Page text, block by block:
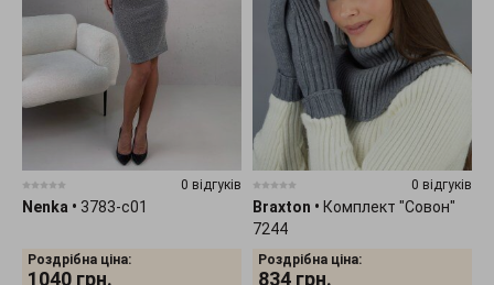
0 відгуків
Nenka • 3783-c01
Роздрібна ціна:
1040 грн.
0 відгуків
Braxton • Комплект "Совон"
7244
Роздрібна ціна:
834 грн.